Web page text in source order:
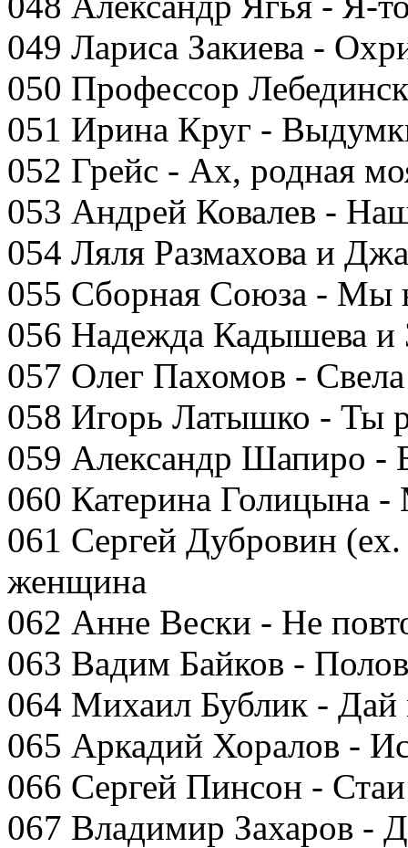
049 Лариса Закиева -
050 Профессор
051 Ирина Круг -
052 Грейс - Ах, родная
053 Андрей Ковалев -
054 Ляля Размахова и
055 Сборная Союза - Мы
056 Надежда Кадышева и
057 Олег Пахомов -
058 Игорь Латышко - Ты
059 Александр Шапиро -
060 Катерина Голицына
061 Сергей Дубровин
женщина
062 Анне Вески - Не
063 Вадим Байков -
064 Михаил Бублик - Дай
065 Аркадий Хоралов -
066 Сергей Пинсон -
067 Владимир Захаров -